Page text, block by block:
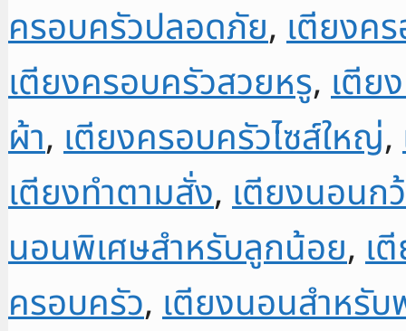
ชิ้น
ครอบครัวปลอดภัย, เตียงค
เตียงครอบครัวสวยหรู, เตีย
ผ้า, เตียงครอบครัวไซส์ใหญ่,
เตียงทำตามสั่ง, เตียงนอนก
นอนพิเศษสำหรับลูกน้อย, เ
ครอบครัว, เตียงนอนสำหรั